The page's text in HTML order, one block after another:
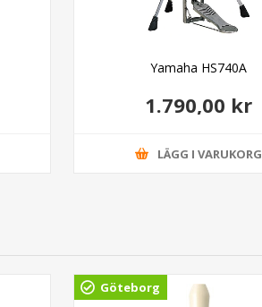
Yamaha HS740A
1.790,00 kr
LÄGG I VARUKORG
Göteborg